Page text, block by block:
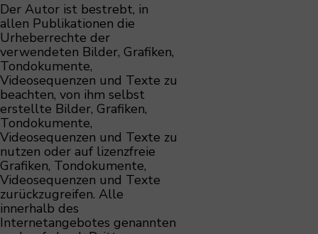
Der Autor ist bestrebt, in
allen Publikationen die
Urheberrechte der
verwendeten Bilder, Grafiken,
Tondokumente,
Videosequenzen und Texte zu
beachten, von ihm selbst
erstellte Bilder, Grafiken,
Tondokumente,
Videosequenzen und Texte zu
nutzen oder auf lizenzfreie
Grafiken, Tondokumente,
Videosequenzen und Texte
zurückzugreifen. Alle
innerhalb des
Internetangebotes genannten